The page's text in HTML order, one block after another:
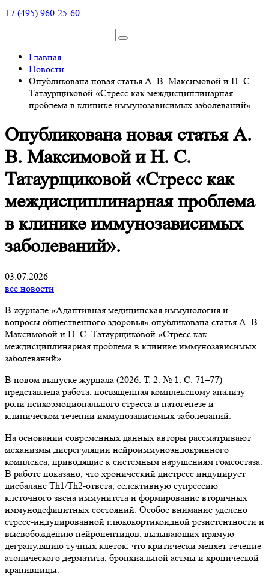
+7 (495) 960-25-60
Главная
Новости
Опубликована новая статья А. В. Максимовой и Н. С.
Татаурщиковой «Стресс как междисциплинарная
проблема в клинике иммунозависимых заболеваний».
Опубликована новая статья А.
В. Максимовой и Н. С.
Татаурщиковой «Стресс как
междисциплинарная проблема
в клинике иммунозависимых
заболеваний».
03.07.2026
все новости
В журнале «Адаптивная медицинская иммунология и
вопросы общественного здоровья» опубликована статья А. В.
Максимовой и Н. С. Татаурщиковой «Стресс как
междисциплинарная проблема в клинике иммунозависимых
заболеваний»
В новом выпуске журнала (2026. Т. 2. № 1. С. 71–77)
представлена работа, посвященная комплексному анализу
роли психоэмоционального стресса в патогенезе и
клиническом течении иммунозависимых заболеваний.
На основании современных данных авторы рассматривают
механизмы дисрегуляции нейроиммуноэндокринного
комплекса, приводящие к системным нарушениям гомеостаза.
В работе показано, что хронический дистресс индуцирует
дисбаланс Th1/Th2-ответа, селективную супрессию
клеточного звена иммунитета и формирование вторичных
иммунодефицитных состояний. Особое внимание уделено
стресс-индуцированной глюкокортикоидной резистентности и
высвобождению нейропептидов, вызывающих прямую
дегрануляцию тучных клеток, что критически меняет течение
атопического дерматита, бронхиальной астмы и хронической
крапивницы.